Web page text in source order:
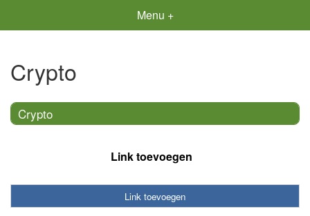
Menu +
Crypto
Crypto
Link toevoegen
Link toevoegen